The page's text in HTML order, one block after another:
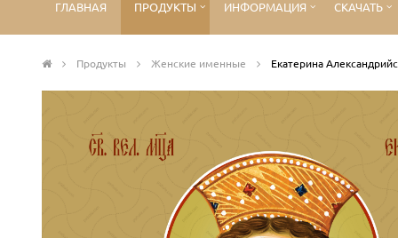
ГЛАВНАЯ ПРОДУКТЫ ИНФОРМАЦИЯ СКАЧАТЬ
Продукты Женские именные Екатерина